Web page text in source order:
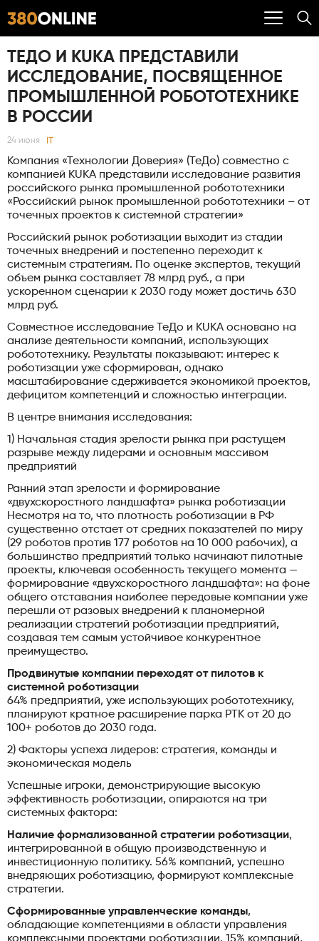
ТЕДО И KUKA ПРЕДСТАВИЛИ
ИССЛЕДОВАНИЕ, ПОСВЯЩЕННОЕ
ПРОМЫШЛЕННОЙ РОБОТОТЕХНИКЕ
В РОССИИ
24 июня IT
Компания «Технологии Доверия» (ТеДо) совместно с
компанией KUKA представили исследование развития
российского рынка промышленной робототехники
«Российский рынок промышленной робототехники – от
точечных проектов к системной стратегии»
Российский рынок роботизации выходит из стадии
точечных внедрений и постепенно переходит к
системным стратегиям. По оценке экспертов, текущий
объем рынка составляет 78 млрд руб., а при
ускоренном сценарии к 2030 году может достичь 630
млрд руб.
Совместное исследование ТеДо и KUKA основано на
анализе деятельности компаний, использующих
робототехнику. Результаты показывают: интерес к
роботизации уже сформирован, однако
масштабирование сдерживается экономикой проектов,
дефицитом компетенций и сложностью интеграции.
В центре внимания исследования:
1) Начальная стадия зрелости рынка при растущем
разрыве между лидерами и основным массивом
предприятий
Ранний этап зрелости и формирование
«двухскоростного ландшафта» рынка роботизации
Несмотря на то, что плотность роботизации в РФ
существенно отстает от средних показателей по миру
(29 роботов против 177 роботов на 10 000 рабочих), а
большинство предприятий только начинают пилотные
проекты, ключевая особенность текущего момента —
формирование «двухскоростного ландшафта»: на фоне
общего отставания наиболее передовые компании уже
перешли от разовых внедрений к планомерной
реализации стратегий роботизации предприятий,
создавая тем самым устойчивое конкурентное
преимущество.
Продвинутые компании переходят от пилотов к
системной роботизации
64% предприятий, уже использующих робототехнику,
планируют кратное расширение парка РТК от 20 до
100+ роботов до 2030 года.
2) Факторы успеха лидеров: стратегия, команды и
экономическая модель
Успешные игроки, демонстрирующие высокую
эффективность роботизации, опираются на три
системных фактора:
Наличие формализованной стратегии роботизации,
интегрированной в общую производственную и
инвестиционную политику. 56% компаний, успешно
внедряющих роботизацию, формируют комплексные
стратегии.
Сформированные управленческие команды,
обладающие компетенциями в области управления